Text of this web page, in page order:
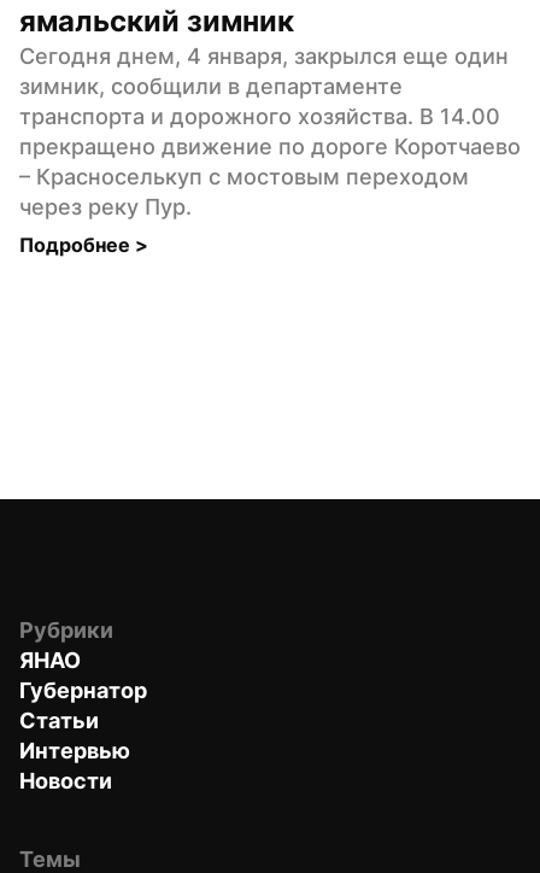
ямальский зимник
Сегодня днем, 4 января, закрылся еще один
зимник, сообщили в департаменте
транспорта и дорожного хозяйства. В 14.00
прекращено движение по дороге Коротчаево
– Красноселькуп с мостовым переходом
через реку Пур.
Подробнее >
Рубрики
ЯНАО
Губернатор
Статьи
Интервью
Новости
Темы